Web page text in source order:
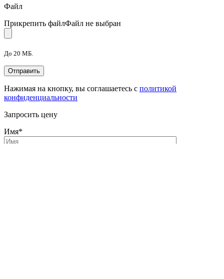
Файл
Прикрепить файлФайл не выбран
До 20 МБ.
Нажимая на кнопку, вы соглашаетесь с политикой
конфиденциальности
Запросить цену
Имя*